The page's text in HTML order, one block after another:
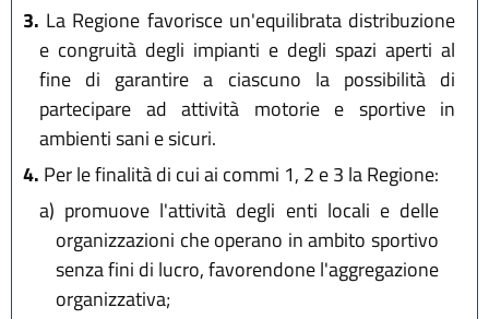
3. La Regione favorisce un'equilibrata distribuzione
e congruità degli impianti e degli spazi aperti al
fine di garantire a ciascuno la possibilità di
partecipare ad attività motorie e sportive in
ambienti sani e sicuri.
4. Per le finalità di cui ai commi 1, 2 e 3 la Regione:
a) promuove l'attività degli enti locali e delle
organizzazioni che operano in ambito sportivo
senza fini di lucro, favorendone l'aggregazione
organizzativa;